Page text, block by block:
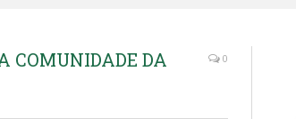
COMUNIDADE DA
0